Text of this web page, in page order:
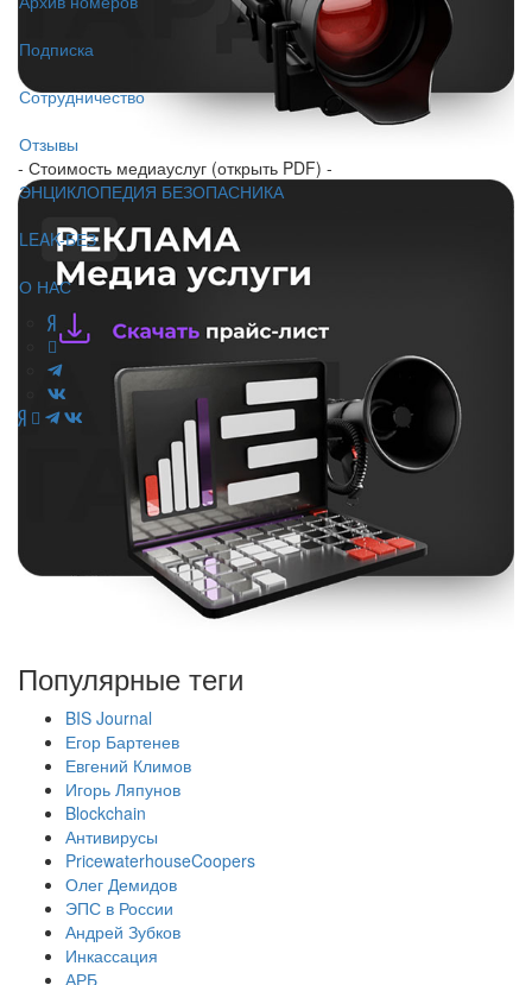
Подписка
Сотрудничество
Отзывы
ЭНЦИКЛОПЕДИЯ БЕЗОПАСНИКА
LEAK-БЕЗ
О НАС
- Стоимость медиауслуг (открыть PDF) -
Популярные теги
BIS Journal
Егор Бартенев
Евгений Климов
Игорь Ляпунов
Blockchain
Антивирусы
PricewaterhouseCoopers
Олег Демидов
ЭПС в России
Андрей Зубков
Инкассация
АРБ